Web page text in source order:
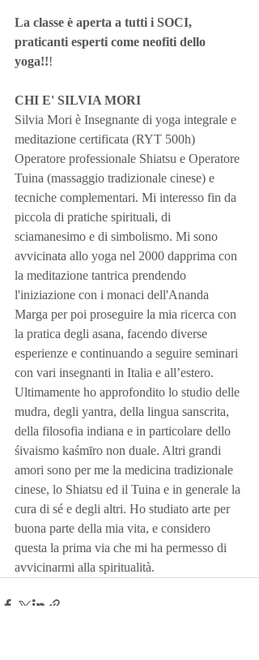
La classe è aperta a tutti i SOCI,
praticanti esperti come neofiti dello
yoga!!!
CHI E' SILVIA MORI
Silvia Mori è Insegnante di yoga integrale e
meditazione certificata (RYT 500h)
Operatore professionale Shiatsu e Operatore
Tuina (massaggio tradizionale cinese) e
tecniche complementari. Mi interesso fin da
piccola di pratiche spirituali, di
sciamanesimo e di simbolismo. Mi sono
avvicinata allo yoga nel 2000 dapprima con
la meditazione tantrica prendendo
l'iniziazione con i monaci dell'Ananda
Marga per poi proseguire la mia ricerca con
la pratica degli asana, facendo diverse
esperienze e continuando a seguire seminari
con vari insegnanti in Italia e all’estero.
Ultimamente ho approfondito lo studio delle
mudra, degli yantra, della lingua sanscrita,
della filosofia indiana e in particolare dello
śivaismo kaśmīro non duale. Altri grandi
amori sono per me la medicina tradizionale
cinese, lo Shiatsu ed il Tuina e in generale la
cura di sé e degli altri. Ho studiato arte per
buona parte della mia vita, e considero
questa la prima via che mi ha permesso di
avvicinarmi alla spiritualità.